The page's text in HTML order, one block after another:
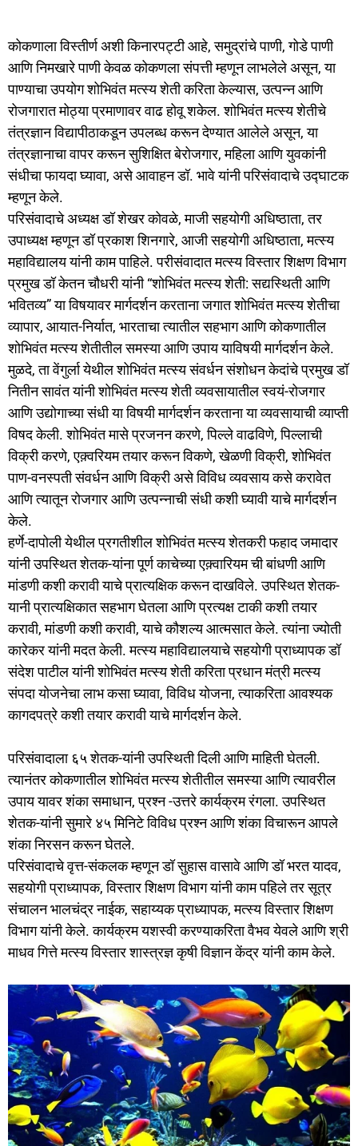
कोकणाला विस्तीर्ण अशी किनारपट्टी आहे, समुद्रांचे पाणी, गोडे पाणी
आणि निमखारे पाणी केवळ कोकणला संपत्ती म्हणून लाभलेले असून, या
पाण्याचा उपयोग शोभिवंत मत्स्य शेती करिता केल्यास, उत्पन्न आणि
रोजगारात मोठ्या प्रमाणावर वाढ होवू शकेल. शोभिवंत मत्स्य शेतीचे
तंत्रज्ञान विद्यापीठाकडून उपलब्ध करून देण्यात आलेले असून, या
तंत्रज्ञानाचा वापर करून सुशिक्षित बेरोजगार, महिला आणि युवकांनी
संधीचा फायदा घ्यावा, असे आवाहन डॉ. भावे यांनी परिसंवादाचे उद्घाटक
म्हणून केले.
परिसंवादाचे अध्यक्ष डॉ शेखर कोवळे, माजी सहयोगी अधिष्ठाता, तर
उपाध्यक्ष म्हणून डॉ प्रकाश शिनगारे, आजी सहयोगी अधिष्ठाता, मत्स्य
महाविद्यालय यांनी काम पाहिले. परीसंवादात मत्स्य विस्तार शिक्षण विभाग
प्रमुख डॉ केतन चौधरी यांनी “शोभिवंत मत्स्य शेती: सद्यस्थिती आणि
भवितव्य” या विषयावर मार्गदर्शन करताना जगात शोभिवंत मत्स्य शेतीचा
व्यापार, आयात-निर्यात, भारताचा त्यातील सहभाग आणि कोकणातील
शोभिवंत मत्स्य शेतीतील समस्या आणि उपाय याविषयी मार्गदर्शन केले.
मुळदे, ता वेंगुर्ला येथील शोभिवंत मत्स्य संवर्धन संशोधन केदांचे प्रमुख डॉ
नितीन सावंत यांनी शोभिवंत मत्स्य शेती व्यवसायातील स्वयं-रोजगार
आणि उद्योगाच्या संधी या विषयी मार्गदर्शन करताना या व्यवसायाची व्याप्ती
विषद केली. शोभिवंत मासे प्रजनन करणे, पिल्ले वाढविणे, पिल्लाची
विक्री करणे, एक़्वरियम तयार करून विकणे, खेळणी विक्री, शोभिवंत
पाण-वनस्पती संवर्धन आणि विक्री असे विविध व्यवसाय कसे करावेत
आणि त्यातून रोजगार आणि उत्पन्नाची संधी कशी घ्यावी याचे मार्गदर्शन
केले.
हर्णे-दापोली येथील प्रगतीशील शोभिवंत मत्स्य शेतकरी फहाद जमादार
यांनी उपस्थित शेतक-यांना पूर्ण काचेच्या एक़्वारियम ची बांधणी आणि
मांडणी कशी करावी याचे प्रात्यक्षिक करून दाखविले. उपस्थित शेतक-
यानी प्रात्यक्षिकात सहभाग घेतला आणि प्रत्यक्ष टाकी कशी तयार
करावी, मांडणी कशी करावी, याचे कौशल्य आत्मसात केले. त्यांना ज्योती
कारेकर यांनी मदत केली. मत्स्य महाविद्यालयाचे सहयोगी प्राध्यापक डॉ
संदेश पाटील यांनी शोभिवंत मत्स्य शेती करिता प्रधान मंत्री मत्स्य
संपदा योजनेचा लाभ कसा घ्यावा, विविध योजना, त्याकरिता आवश्यक
कागदपत्रे कशी तयार करावी याचे मार्गदर्शन केले.
परिसंवादाला ६५ शेतक-यांनी उपस्थिती दिली आणि माहिती घेतली.
त्यानंतर कोकणातील शोभिवंत मत्स्य शेतीतील समस्या आणि त्यावरील
उपाय यावर शंका समाधान, प्रश्न -उत्तरे कार्यक्रम रंगला. उपस्थित
शेतक-यांनी सुमारे ४५ मिनिटे विविध प्रश्न आणि शंका विचारून आपले
शंका निरसन करून घेतले.
परिसंवादाचे वृत्त-संकलक म्हणून डॉ सुहास वासावे आणि डॉ भरत यादव,
सहयोगी प्राध्यापक, विस्तार शिक्षण विभाग यांनी काम पहिले तर सूत्र
संचालन भालचंद्र नाईक, सहाय्यक प्राध्यापक, मत्स्य विस्तार शिक्षण
विभाग यांनी केले. कार्यक्रम यशस्वी करण्याकरिता वैभव येवले आणि श्री
माधव गित्ते मत्स्य विस्तार शास्त्रज्ञ कृषी विज्ञान केंद्र यांनी काम केले.